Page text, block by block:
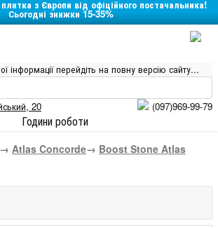
з Європи від офіційного постачальника!
Сьогодні знижки 15-35%
інформації перейдіть на повну версію сайту...
20 (097)969-99-79
Години роботи
→ Atlas Concorde→ Boost Stone Atlas